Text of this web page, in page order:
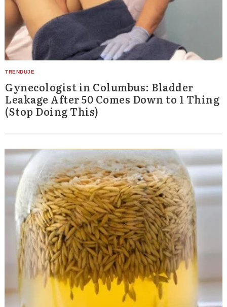
Gynecologist in Columbus: Bladder
Leakage After 50 Comes Down to 1 Thing
(Stop Doing This)